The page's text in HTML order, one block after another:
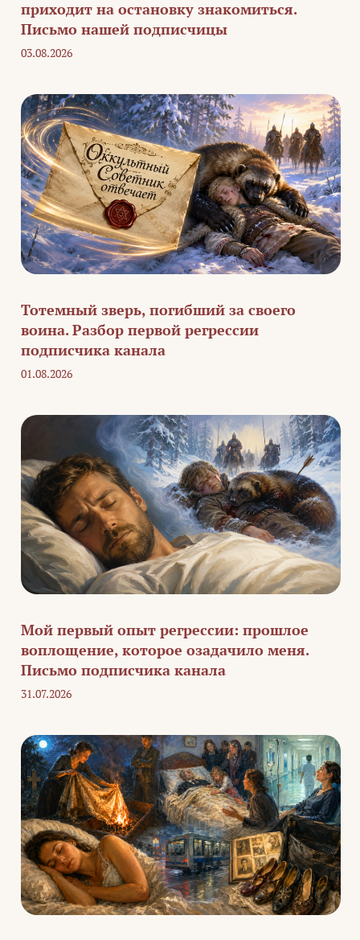
приходит на остановку знакомиться.
Письмо нашей подписчицы
03.08.2026
Тотемный зверь, погибший за своего
воина. Разбор первой регрессии
подписчика канала
01.08.2026
Мой первый опыт регрессии: прошлое
воплощение, которое озадачило меня.
Письмо подписчика канала
31.07.2026